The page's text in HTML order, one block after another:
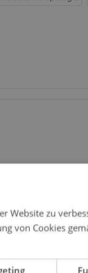
aber
Website zu
von Cookies